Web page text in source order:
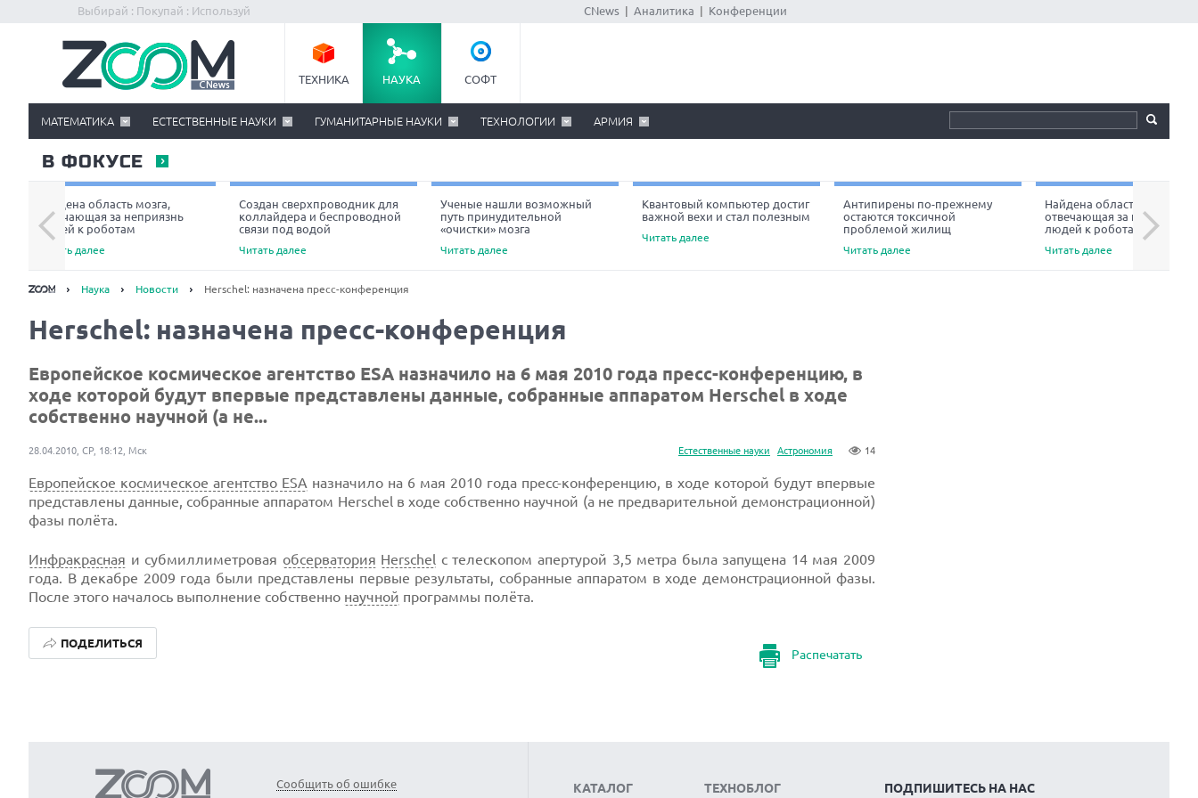
Выбирай : Покупай : Используй CNews Аналитика Конференции
ТЕХНИКА НАУКА СОФТ
МАТЕМАТИКА ЕСТЕСТВЕННЫЕ НАУКИ ГУМАНИТАРНЫЕ НАУКИ ТЕХНОЛОГИИ АРМИЯ
В ФОКУСЕ
Найдена область мозга,
отвечающая за неприязнь
людей к роботам
Читать далее
Создан сверхпроводник для
коллайдера и беспроводной
связи под водой
Читать далее
Ученые нашли возможный
путь принудительной
«очистки» мозга
Читать далее
Квантовый компьютер достиг
важной вехи и стал полезным
Читать далее
Антипирены по-прежнему
остаются токсичной
проблемой жилищ
Читать далее
Найдена область мозга,
отвечающая за неприязнь
людей к роботам
Читать далее
Next
Наука Новости Herschel: назначена пресс-конференция
Herschel: назначена пресс-конференция
Европейское космическое агентство ESA назначило на 6 мая 2010 года пресс-конференцию, в
ходе которой будут впервые представлены данные, собранные аппаратом Herschel в ходе
собственно научной (а не...
Естественные науки Астрономия 14
28.04.2010, СР, 18:12, Мск
Европейское космическое агентство ESA назначило на 6 мая 2010 года пресс-конференцию, в ходе которой будут впервые
представлены данные, собранные аппаратом Herschel в ходе собственно научной (а не предварительной демонстрационной)
фазы полёта.
Инфракрасная и субмиллиметровая обсерватория Herschel с телескопом апертурой 3,5 метра была запущена 14 мая 2009
года. В декабре 2009 года были представлены первые результаты, собранные аппаратом в ходе демонстрационной фазы.
После этого началось выполнение собственно научной программы полёта.
Распечатать
ПОДЕЛИТЬСЯ
Сообщить об ошибке КАТАЛОГ ТЕХНОБЛОГ ПОДПИШИТЕСЬ НА НАС